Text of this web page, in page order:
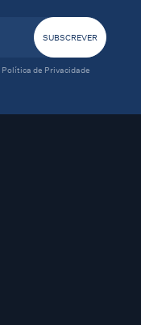
Política de Privacidade